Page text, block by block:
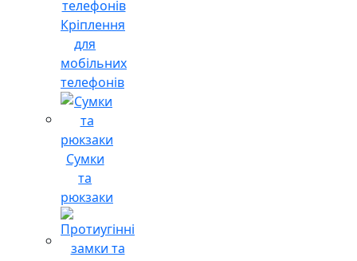
Кріплення
для
мобільних
телефонів
Сумки
та
рюкзаки